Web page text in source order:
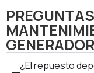
¿El repuesto